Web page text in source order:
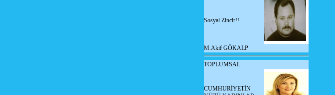
Sosyal Zincir!!
M.Akif GÖKALP
TOPLUMSAL
CUMHURİYETİN